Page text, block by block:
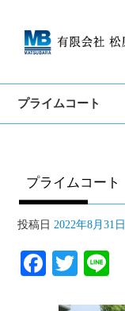
プライムコート
プライムコート
投稿日 2022年8月31日
Fa T